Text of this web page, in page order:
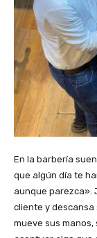
En la barbería
que algún día te
aunque parezca».
cliente y descansa
mueve sus